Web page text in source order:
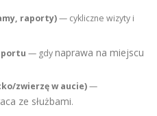
raporty)— cykliczne wizyty i
— gdynaprawa na miejscu
zwierzę w aucie)—
ze służbami.